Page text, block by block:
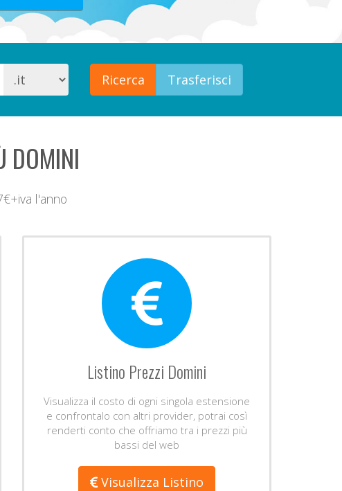
DOMINI
l'anno
Listino Prezzi Domini
Visualizza il costo di ogni singola estensione
e confrontalo con altri provider, potrai così
renderti conto che offriamo tra i prezzi più
bassi del web
Visualizza Listino